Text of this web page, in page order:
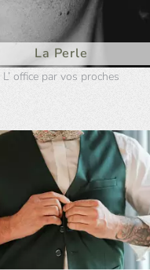
La Perle
L’ office par vos proches